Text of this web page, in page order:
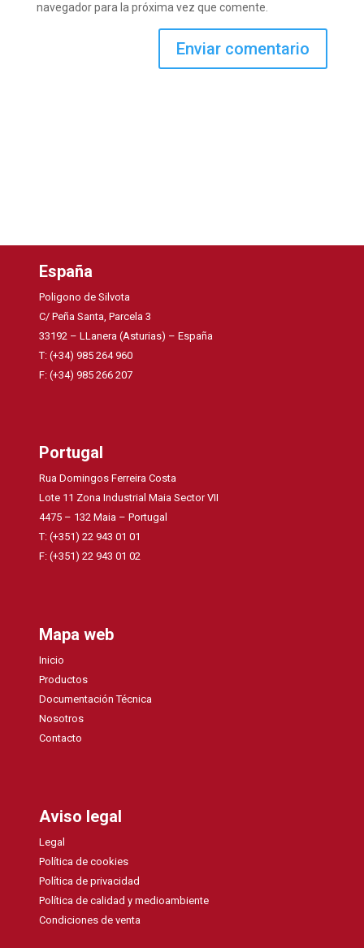
navegador para la próxima vez que comente.
España
Poligono de Silvota
C/ Peña Santa, Parcela 3
33192 – LLanera (Asturias) – España
T: (+34) 985 264 960
F: (+34) 985 266 207
Portugal
Rua Domingos Ferreira Costa
Lote 11 Zona Industrial Maia Sector VII
4475 – 132 Maia – Portugal
T: (+351) 22 943 01 01
F: (+351) 22 943 01 02
Mapa web
Inicio
Productos
Documentación Técnica
Nosotros
Contacto
Aviso legal
Legal
Política de cookies
Política de privacidad
Política de calidad y medioambiente
Condiciones de venta